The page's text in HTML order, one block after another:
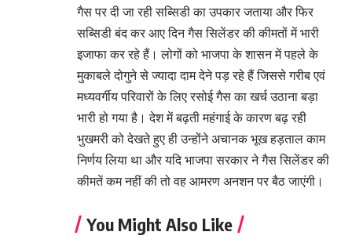
गैस पर दी जा रही सब्सिडी का उपकार जताया और फिर
सब्सिडी बंद कर आए दिन गैस सिलेंडर की कीमतों में भारी
इजाफा कर रहे हैं। लोगों को भाजपा के शासन में पहले के
मुकाबले दोगुने से ज्यादा दाम देने पड़ रहे हैं जिससे गरीब एवं
मध्यवर्गीय परिवारों के लिए रसोई गैस का खर्च उठाना बड़ा
भारी हो गया है। देश में बढ़ती महंगाई के कारण बढ़ रही
भुखमरी को देखते हुए ही उन्होंने अचानक भूख हड़ताल काम
निर्णय लिया था और यदि भाजपा सरकार ने गैस सिलेंडर की
कीमतें कम नहीं की तो वह आमरण अनशन पर बैठ जाएंगी।
You Might Also Like